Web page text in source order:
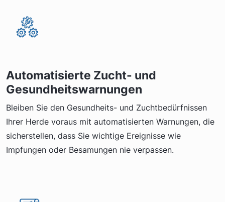
Automatisierte Zucht- und
Gesundheitswarnungen
Bleiben Sie den Gesundheits- und Zuchtbedürfnissen
Ihrer Herde voraus mit automatisierten Warnungen, die
sicherstellen, dass Sie wichtige Ereignisse wie
Impfungen oder Besamungen nie verpassen.